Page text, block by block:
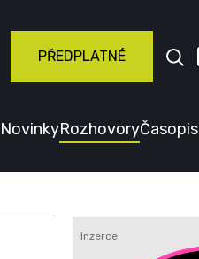
PŘEDPLATNÉ
NovinkyRozhovoryČasopis
Inzerce